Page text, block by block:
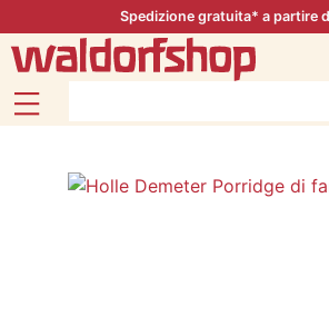
Spedizione gratuita* a partire